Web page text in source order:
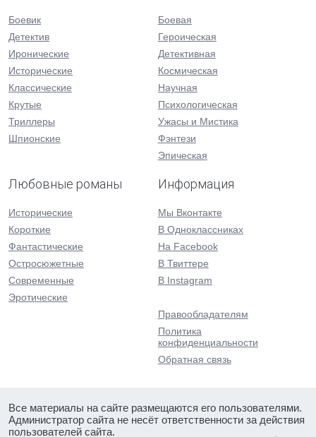
Боевик
Детектив
Иронические
Исторические
Классические
Крутые
Триллеры
Шпионские
Боевая
Героическая
Детективная
Космическая
Научная
Психологическая
Ужасы и Мистика
Фэнтези
Эпическая
Любовные романы
Исторические
Короткие
Фантастические
Остросюжетные
Современные
Эротические
Информация
Мы Вконтакте
В Одноклассниках
На Facebook
В Твиттере
В Instagram
Правообладателям
Политика
конфиденциальности
Обратная связь
Все материалы на сайте размещаются его пользователями.
Администратор сайта не несёт ответственности за действия
пользователей сайта.